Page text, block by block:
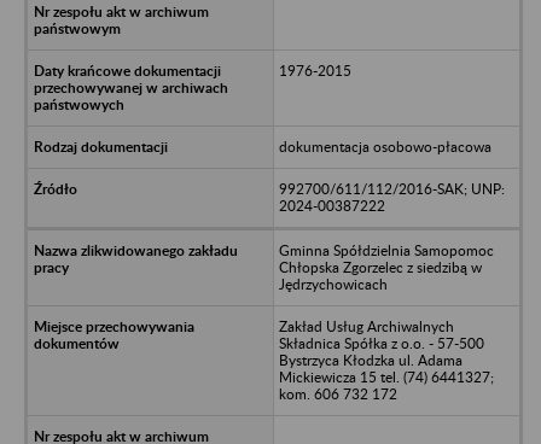
1976-2015
dokumentacja osobowo-płacowa
992700/611/112/2016-SAK; UNP:
2024-00387222
Gminna Spółdzielnia Samopomoc
Chłopska Zgorzelec z siedzibą w
Jędrzychowicach
Zakład Usług Archiwalnych
Składnica Spółka z o.o. - 57-500
Bystrzyca Kłodzka ul. Adama
Mickiewicza 15 tel. (74) 6441327;
kom. 606 732 172